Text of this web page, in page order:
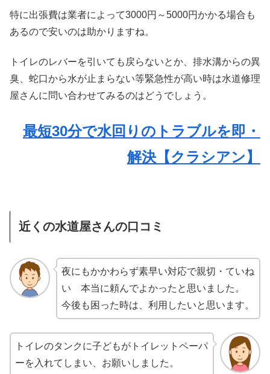
特に出張費は業者によって3000円～5000円かかる場合も
あるので安いのは助かりますね。
トイレのレバーを引いても戻らないとか、排水溝からの異
臭、蛇口から水が止まらない等緊急性が高い時は水道修理
屋さんに問い合わせてみるのはどうでしょう。
最短30分で水回りのトラブルを即・
解決【クラシアン】
近くの水道屋さんの口コミ
夜にもかかわらず素早い対応で親切・ていね
い 本当に頼んでよかったと思いました。
今後も困った時は、利用したいと思います。
トイレのタンクに子どもがトイレットペーパ
ーを入れてしまい、お願いしました。